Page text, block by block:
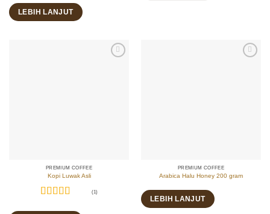
dari 5
LEBIH LANJUT
PREMIUM COFFEE
Kopi Luwak Asli
(1)
PREMIUM COFFEE
Arabica Halu Honey 200 gram
LEBIH LANJUT